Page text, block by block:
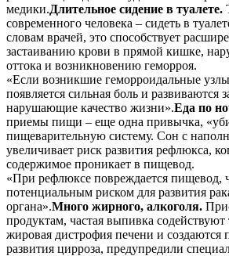
медики.Длительное сидение в туалете.
современного человека – сидеть в
словам врачей, это способствует
застаиванию крови в прямой кишке,
оттока и возникновению геморроя.
«Если возникшие геморроидальные
появляется сильная боль и развиваются
нарушающие качество жизни».Еда по
приемы пищи – еще одна привычка,
пищеварительную систему. Сон с
увеличивает риск развития рефлюкса,
содержимое проникает в пищевод.
«При рефлюксе повреждается пищевод,
потенциальным риском для развития
органа».Много жирного, алкоголя.
продуктам, частая выпивка содействуют
жировая дистрофия печени и создаются
развития цирроза, предупредили